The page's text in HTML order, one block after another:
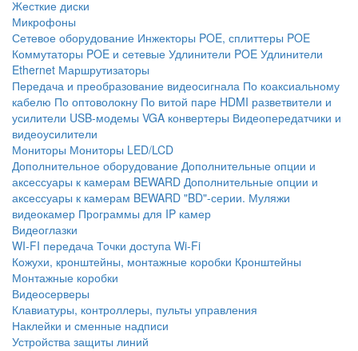
Жесткие диски
Микрофоны
Сетевое оборудование Инжекторы POE, сплиттеры POE
Коммутаторы POE и сетевые Удлинители POE Удлинители
Ethernet Маршрутизаторы
Передача и преобразование видеосигнала По коаксиальному
кабелю По оптоволокну По витой паре HDMI разветвители и
усилители USB-модемы VGA конвертеры Видеопередатчики и
видеоусилители
Мониторы Мониторы LED/LCD
Дополнительное оборудование Дополнительные опции и
аксессуары к камерам BEWARD Дополнительные опции и
аксессуары к камерам BEWARD "BD"-серии. Муляжи
видеокамер Программы для IP камер
Видеоглазки
WI-FI передача Точки доступа Wi-Fi
Кожухи, кронштейны, монтажные коробки Кронштейны
Монтажные коробки
Видеосерверы
Клавиатуры, контроллеры, пульты управления
Наклейки и сменные надписи
Устройства защиты линий